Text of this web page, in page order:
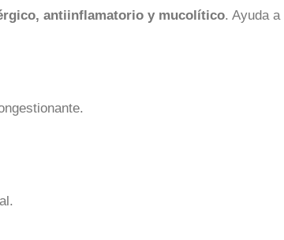
antiinflamatorio y mucolítico. Ayuda